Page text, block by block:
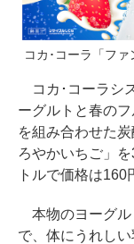
コカ･コーラ「ファ
コカ･コーラシ
ーグルトと春の
を組み合わせた
ろやかいちご」
トルで価格は160
本物のヨーグル
で、体にうれし